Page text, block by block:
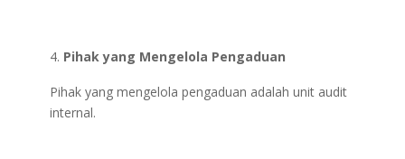
Pihak yang Mengelola Pengaduan
Pihak yang mengelola pengaduan adalah unit audit
internal.